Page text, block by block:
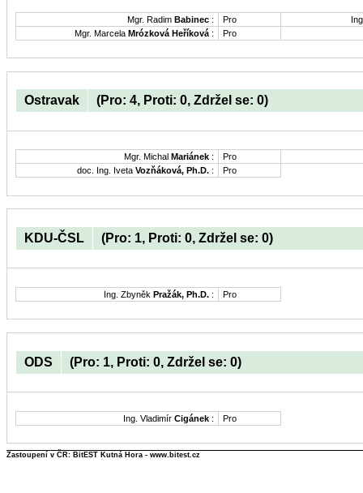
Mgr. Radim Babinec : Pro
Mgr. Marcela Mrózková Heříková : Pro
Ostravak (Pro: 4, Proti: 0, Zdržel se: 0)
Mgr. Michal Mariánek :
Pro
doc. Ing. Iveta Vozňáková, Ph.D. : Pro
KDU-ČSL (Pro: 1, Proti: 0, Zdržel se: 0)
Ing. Zbyněk Pražák, Ph.D. : Pro
ODS (Pro: 1, Proti: 0, Zdržel se: 0)
Ing. Vladimír Cigánek : Pro
Zastoupení v ČR: BitEST Kutná Hora - www.bitest.cz